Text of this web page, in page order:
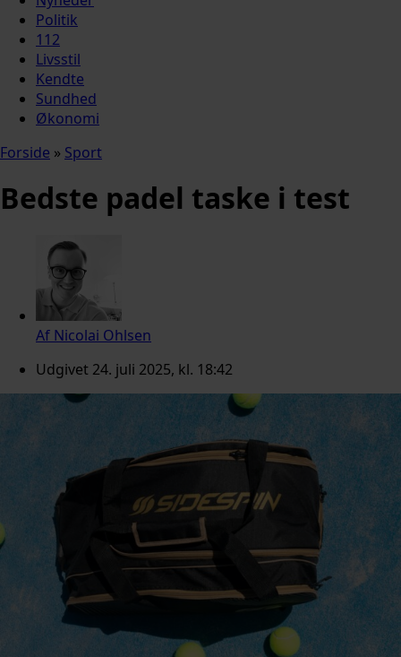
Politik
112
Livsstil
Kendte
Sundhed
Økonomi
Forside » Sport
Bedste padel taske i test
Af Nicolai Ohlsen
Udgivet 24. juli 2025, kl. 18:42